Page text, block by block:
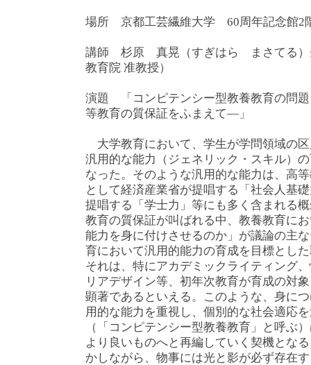
場所 京都工芸繊維大学 60周年記念館2
講師 杉原 真晃（すぎはら まさてる）
教育院 准教授）
演題 「コンピテンシー型教養教育の問
等教育の質保証をふまえて―」
大学教育において、学生が学問領域の
汎用的な能力（ジェネリック・スキル）
なった。そのような汎用的な能力は、高
として経済産業省が提唱する「社会人基
提唱する「学士力」等にも多く含まれる
教育の質保証が叫ばれる中、教養教育に
能力を身に付けさせるのか」が議論の主
育において汎用的能力の育成を目標とし
それは、特にアカデミックライティング
リアデザイン等、初年次教育が育成の対
顕著であるといえる。このような、身に
用的な能力を重視し、個別的な社会適応
（「コンピテンシー型教養教育」と呼ぶ
より良いものへと再編していく契機とな
かしながら、物事には光と影が必ず存在